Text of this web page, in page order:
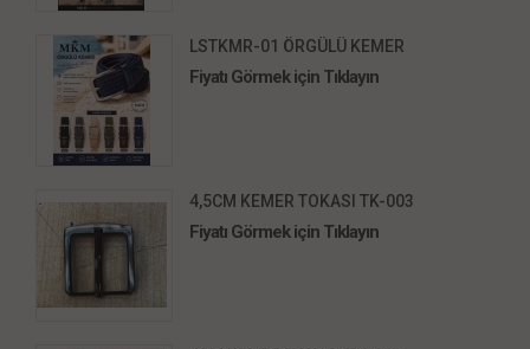
LSTKMR-01 ÖRGÜLÜ KEMER
Fiyatı Görmek için Tıklayın
4,5CM KEMER TOKASI TK-003
Fiyatı Görmek için Tıklayın